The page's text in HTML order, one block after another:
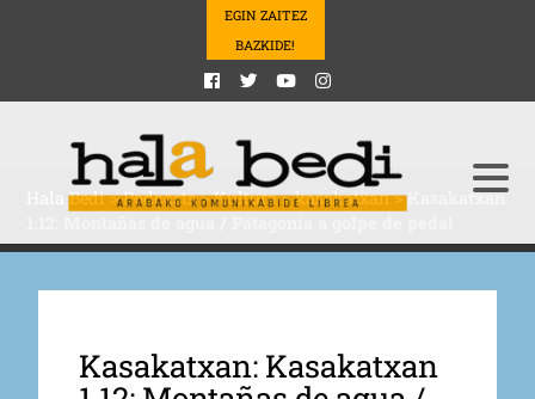
EGIN ZAITEZ
BAZKIDE!
Hala Bedi>Podcasts>Kultura>kasakatxan> Kasakatxan
Kasakatxan: Kasakatxan